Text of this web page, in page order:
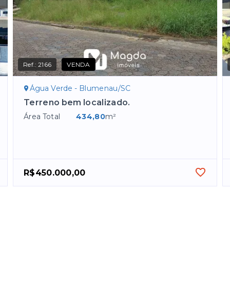
Ref.:2166 VENDA
Água Verde - Blumenau/SC
Terreno bem localizado.
Área Total 434,80m²
R$450.000,00